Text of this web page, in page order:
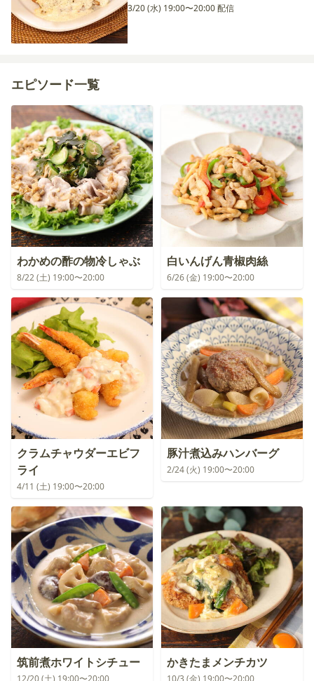
3/20 (水) 19:00〜20:00 配信
エピソード一覧
わかめの酢の物冷しゃぶ
8/22 (土) 19:00〜20:00
白いんげん青椒肉絲
6/26 (金) 19:00〜20:00
クラムチャウダーエビフ
ライ
4/11 (土) 19:00〜20:00
豚汁煮込みハンバーグ
2/24 (火) 19:00〜20:00
筑前煮ホワイトシチュー かきたまメンチカツ